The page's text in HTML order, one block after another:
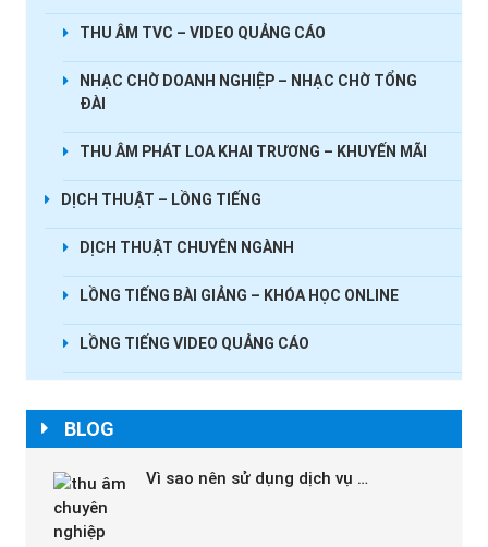
THU ÂM TVC – VIDEO QUẢNG CÁO
NHẠC CHỜ DOANH NGHIỆP – NHẠC CHỜ TỔNG
ĐÀI
THU ÂM PHÁT LOA KHAI TRƯƠNG – KHUYẾN MÃI
DỊCH THUẬT – LỒNG TIẾNG
DỊCH THUẬT CHUYÊN NGÀNH
LỒNG TIẾNG BÀI GIẢNG – KHÓA HỌC ONLINE
LỒNG TIẾNG VIDEO QUẢNG CÁO
BLOG
Vì sao nên sử dụng dịch vụ …